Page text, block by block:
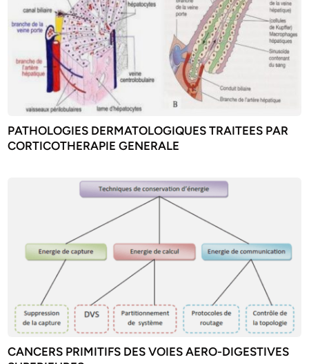
PATHOLOGIES DERMATOLOGIQUES TRAITEES PAR
CORTICOTHERAPIE GENERALE
CANCERS PRIMITIFS DES VOIES AERO-DIGESTIVES